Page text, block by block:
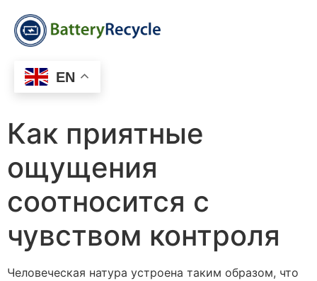
EN
Как приятные
ощущения
соотносится с
чувством контроля
Человеческая натура устроена таким образом, что